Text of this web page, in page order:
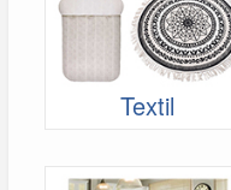
Textil